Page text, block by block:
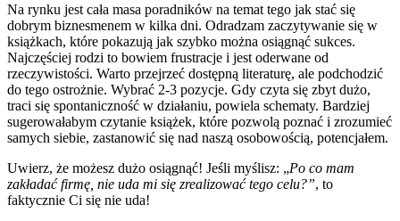
Na rynku jest cała masa poradników na temat tego jak stać się
dobrym biznesmenem w kilka dni. Odradzam zaczytywanie się w
książkach, które pokazują jak szybko można osiągnąć sukces.
Najczęściej rodzi to bowiem frustracje i jest oderwane od
rzeczywistości. Warto przejrzeć dostępną literaturę, ale podchodzić
do tego ostrożnie. Wybrać 2-3 pozycje. Gdy czyta się zbyt dużo,
traci się spontaniczność w działaniu, powiela schematy. Bardziej
sugerowałabym czytanie książek, które pozwolą poznać i zrozumieć
samych siebie, zastanowić się nad naszą osobowością, potencjałem.
Uwierz, że możesz dużo osiągnąć! Jeśli myślisz: „Po co mam
zakładać firmę, nie uda mi się zrealizować tego celu?”, to
faktycznie Ci się nie uda!